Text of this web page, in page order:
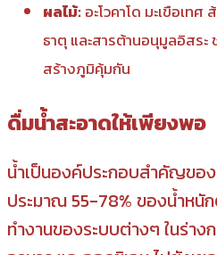
ผลไม้: อะโวคาโด มะเขือเท
ธาตุ และสารต้านอนุมูลอิสร
สร้างภูมิคุ้มกัน
ดื่มน้ำสะอาดให้เพียงพอ
น้ำเป็นองค์ประกอบสำคัญขอ
ประมาณ 55-78% ของน้ำหนั
ทำงานของระบบต่างๆ ในร่า